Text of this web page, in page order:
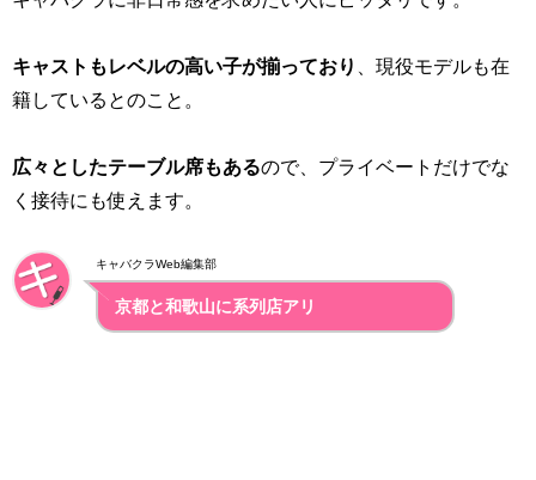
キャストもレベルの高い子が揃っており
、現役モデルも在
籍しているとのこと。
広々としたテーブル席もあるので、プライベートだけでな
く接待にも使えます。
キャバクラWeb編集部
京都と和歌山に系列店アリ